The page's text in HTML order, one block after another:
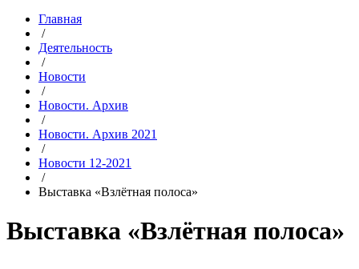
Главная
/
Деятельность
/
Новости
/
Новости. Архив
/
Новости. Архив 2021
/
Новости 12-2021
/
Выставка «Взлётная полоса»
Выставка «Взлётная полоса»